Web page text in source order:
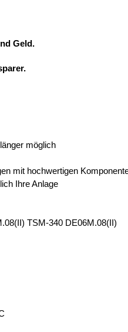
Geld.
möglich
mit hochwertigen
Ihre Anlage
TSM-340 DE06M.08(II)